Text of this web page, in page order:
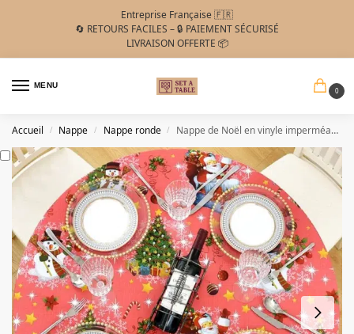
Entreprise Française 🇫🇷
🔄 RETOURS FACILES – 🔒 PAIEMENT SÉCURISÉ
LIVRAISON OFFERTE 📦
MENU
0
Accueil / Nappe / Nappe ronde / Nappe de Noël en vinyle imperméable ronde élastiquée